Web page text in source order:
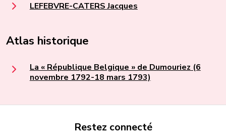
LEFEBVRE-CATERS Jacques
Atlas historique
La « République Belgique » de Dumouriez (6
novembre 1792-18 mars 1793)
Restez connecté